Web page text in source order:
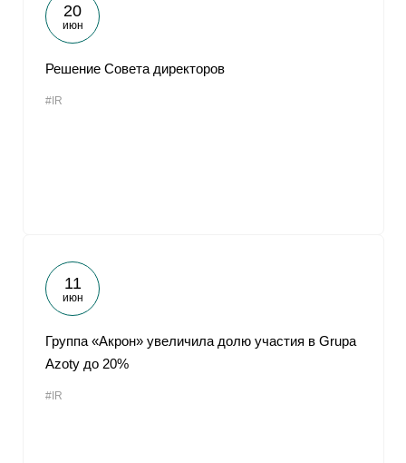
20
июн
Решение Совета директоров
#IR
11
июн
Группа «Акрон» увеличила долю участия в Grupa
Azoty до 20%
#IR